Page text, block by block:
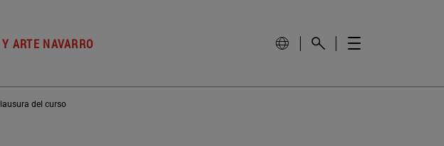
ARTE NAVARRO
del curso